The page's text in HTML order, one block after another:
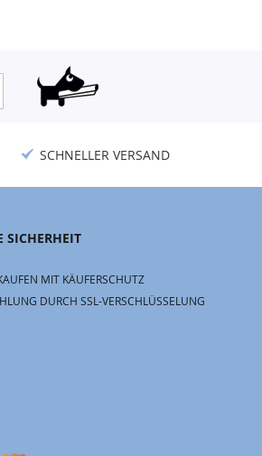
SCHNELLER VERSAND
SICHERHEIT
MIT KÄUFERSCHUTZ
DURCH SSL-VERSCHLÜSSELUNG